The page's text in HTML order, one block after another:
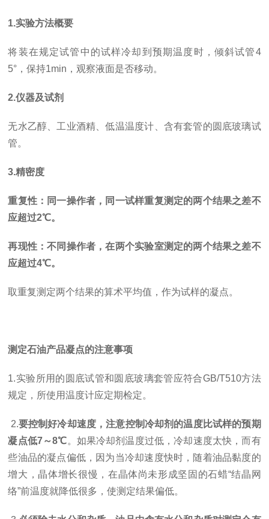
1.实验方法概要
将装在规定试管中的试样冷却到预期温度时，倾斜试管4
5°，保持1min，观察液面是否移动。
2.仪器及试剂
无水乙醇、工业酒精、低温温度计、含有套管的圆底玻璃试
管。
3.精密度
重复性：同一操作者，同一试样重复测定的两个结果之差不
应超过2℃。
再现性：不同操作者，在两个实验室测定的两个结果之差不
应超过4℃。
取重复测定两个结果的算术平均值，作为试样的凝点。
测定石油产品凝点的注意事项
1.实验所用的圆底试管和圆底玻璃套管应符合GB/T510方法
规定，所使用温度计应定期检定。
2.要控制好冷却速度，注意控制冷却剂的温度比试样的预期
凝点低7～8℃。如果冷却剂温度过低，冷却速度太快，而有
些油品的凝点偏低，因为当冷却速度快时，随着油品黏度的
增大，晶体增长很慢，在晶体尚未形成坚固的石蜡“结晶网
络”前温度就降低很多，使测定结果偏低。